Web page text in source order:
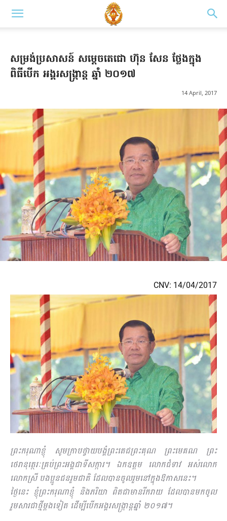
សម្រង់ប្រសាសន៍ សម្តេច​តេជោ ហ៊ុន សែន ថ្លែង​ក្នុង​
ពិធីបើក អង្គរសង្រ្កាន្ត ឆ្នាំ ២០១៧
14 April, 2017
CNV: 14/04/2017
ព្រះករុណាខ្ញុំ សូមក្រាបថ្វាយបង្គំព្រះតេជព្រះគុណ ព្រះមេគណ ព្រះ
ថេរានុត្ថេរៈគ្រប់ព្រះអង្គជាទីសក្ការ។ ឯកឧត្តម លោកជំទាវ អស់លោក
លោកស្រី បងប្អូនជនរួមជាតិ ដែលបានចូល​រួមនៅក្នុង​ឱកាស​នេះ។
ថ្ងៃនេះ ខ្ញុំព្រះករុណាខ្ញុំ និងភរិយា ពិតជាមានរីករាយ ដែលបានមកចូល
រួមសារជាថ្មីម្ដងទៀត ដើម្បីបើកអង្គរ​សង្រ្កាន្ត​ឆ្នាំ ២០១៧។